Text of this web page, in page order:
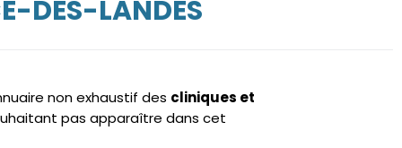
DES-LANDES
non exhaustif des cliniques et
pas apparaître dans cet